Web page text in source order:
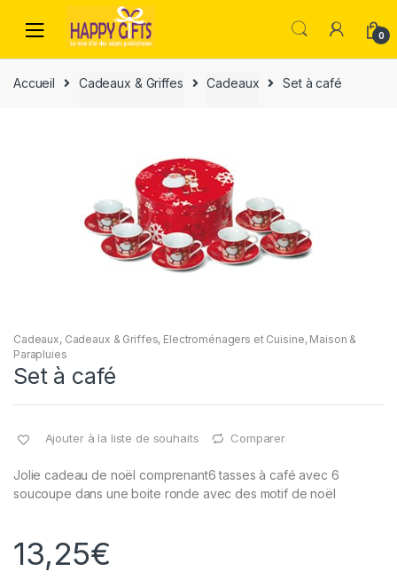
0
Accueil Cadeaux & Griffes Cadeaux Set à café
Cadeaux, Cadeaux & Griffes, Electroménagers et Cuisine, Maison &
Parapluies
Set à café
Ajouter à la liste de souhaits Comparer
Jolie cadeau de noël comprenant6 tasses à café avec 6
soucoupe dans une boite ronde avec des motif de noël
13,25€